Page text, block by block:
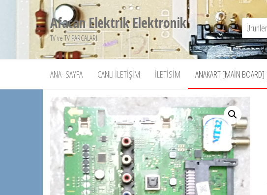
Afacan Elektrik Elektronik
TV ve TV PARCALARI
ANA- SAYFA CANLI İLETIŞIM İLETISIM ANAKART [MAIN BOARD]